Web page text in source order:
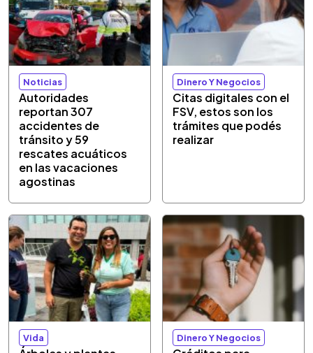
Noticias
Autoridades
reportan 307
accidentes de
tránsito y 59
rescates acuáticos
en las vacaciones
agostinas
Dinero Y Negocios
Citas digitales con el
FSV, estos son los
trámites que podés
realizar
Vida Dinero Y Negocios